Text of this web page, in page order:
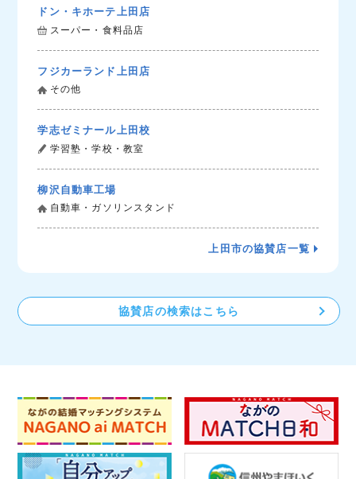
ドン・キホーテ上田店
スーパー・食料品店
フジカーランド上田店
その他
学志ゼミナール上田校
学習塾・学校・教室
柳沢自動車工場
自動車・ガソリンスタンド
上田市の協賛店一覧
協賛店の検索はこちら